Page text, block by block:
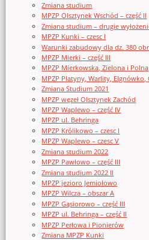
Zmiana studium
MPZP Olsztynek Wschód – część II
Zmiana studium – drugie
MPZP Kunki – czesc I
Warunki zabudowy dla dz. 380
MPZP Mierki – część III
MPZP Mierkowska, Zielona i Polna
MPZP Platyny, Warlity, Elgnówko,
Zmiana Studium 2021
MPZP węzeł Olsztynek Zachód
MPZP Waplewo – część IV
MPZP ul. Behringa
MPZP Królikowo – czesc I
MPZP Waplewo – czesc V
Zmiana studium 2022
MPZP Pawłowo – część III
Zmiana studium 2022 II
MPZP jezioro Jemiołowo
MPZP Wilcza – obszar A
MPZP Gąsiorowo – część III
MPZP ul. Behringa – część II
MPZP Perłowa i Pionierów
Zmiana MPZP Kunki